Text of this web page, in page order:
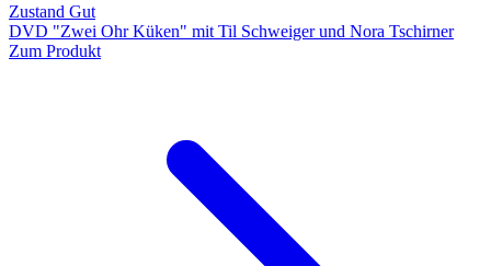
Zustand Gut
DVD "Zwei Ohr Küken" mit Til Schweiger und Nora Tschirner
Zum Produkt